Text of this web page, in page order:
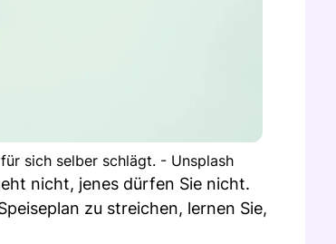
sich selber schlägt. - Unsplash
nicht, jenes dürfen Sie nicht.
zu streichen, lernen Sie,